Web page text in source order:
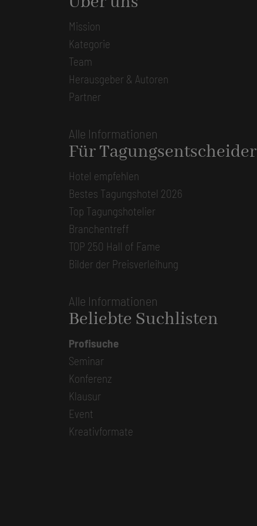
Mission
Kategorie
Team
Herausgeber & Autoren
Partner
Alle Informationen
Für Tagungsentscheider
Hotel empfehlen
Bestes Tagungshotel 2026
Top Tagungshotelier
Branchentreff
TOP 250 Hall of Fame
Bilder der Preisverleihung
Alle Informationen
Beliebte Suchlisten
Profisuche
Seminar
Konferenz
Klausur
Event
Kreativformate